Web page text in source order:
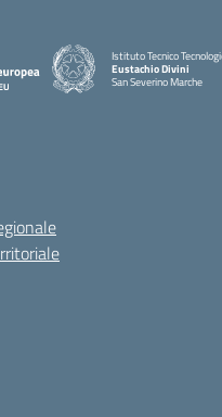
Istituto Tecnico
Eustachio Divini
San Severino Marche